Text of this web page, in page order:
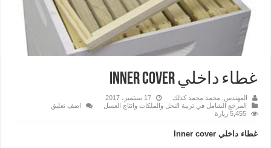
غطاء داخلي Inner cover
المهندس. محمد محمد كذلك
17 سبتمبر، 2017
المرجع الشامل في تربية النحل والملكات وانتاج العسل
اضف تعليق
5,455 زيارة
غطاء داخليInner cover